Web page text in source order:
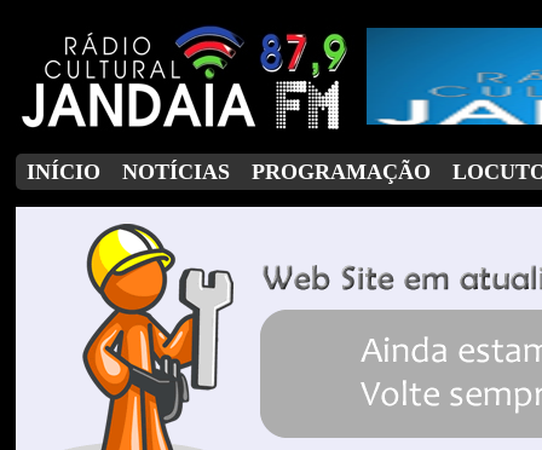
INÍCIO NOTÍCIAS PROGRAMAÇÃO